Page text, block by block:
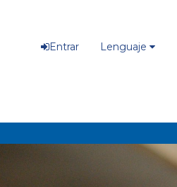
Entrar Lenguaje